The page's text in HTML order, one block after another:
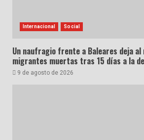
Internacional Social
Un naufragio frente a Baleares deja al
migrantes muertas tras 15 días a la
9 de agosto de 2026